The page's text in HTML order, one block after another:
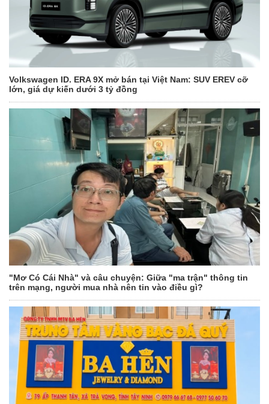
Volkswagen ID. ERA 9X mở bán tại Việt Nam: SUV EREV cỡ
lớn, giá dự kiến dưới 3 tỷ đồng
"Mơ Có Cái Nhà" và câu chuyện: Giữa "ma trận" thông tin
trên mạng, người mua nhà nên tin vào điều gì?